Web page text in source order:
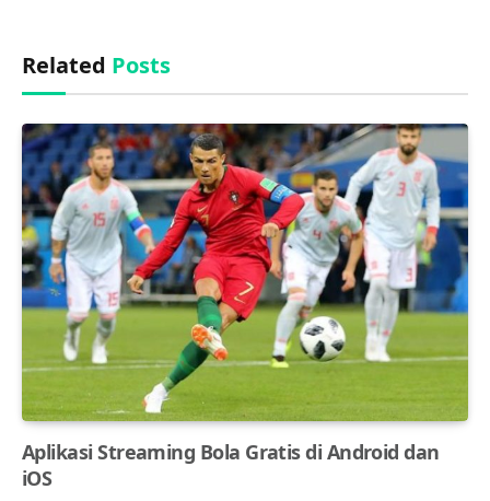
Related Posts
Aplikasi Streaming Bola Gratis di Android dan
iOS